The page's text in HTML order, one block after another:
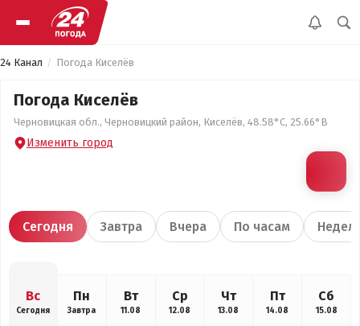
24 Канал Погода Киселёв
Погода Киселёв
Черновицкая обл., Черновицкий район, Киселёв, 48.58°С, 25.66°В
Изменить город
Сегодня Завтра Вчера По часам
Вс
Сегодня
Пн
Завтра
Вт
11.08
Ср
12.08
Чт
13.08
Пт
14.08
Сб
15.08